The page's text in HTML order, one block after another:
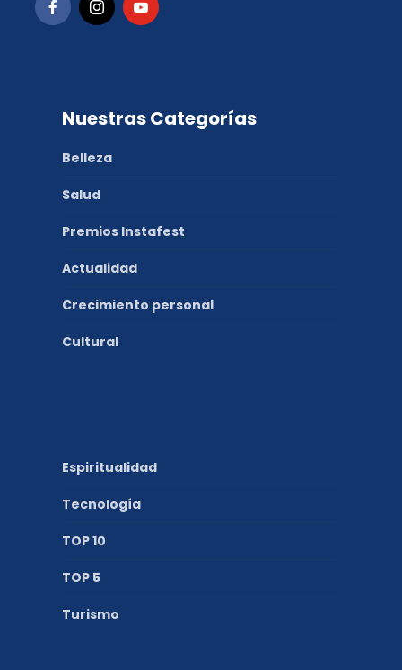
Nuestras Categorías
Belleza
Salud
Premios Instafest
Actualidad
Crecimiento personal
Cultural
Espiritualidad
Tecnología
TOP 10
TOP 5
Turismo